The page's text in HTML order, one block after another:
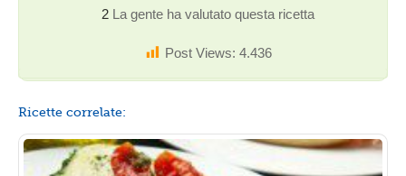
2 La gente ha valutato questa ricetta
Post Views: 4.436
Ricette correlate: